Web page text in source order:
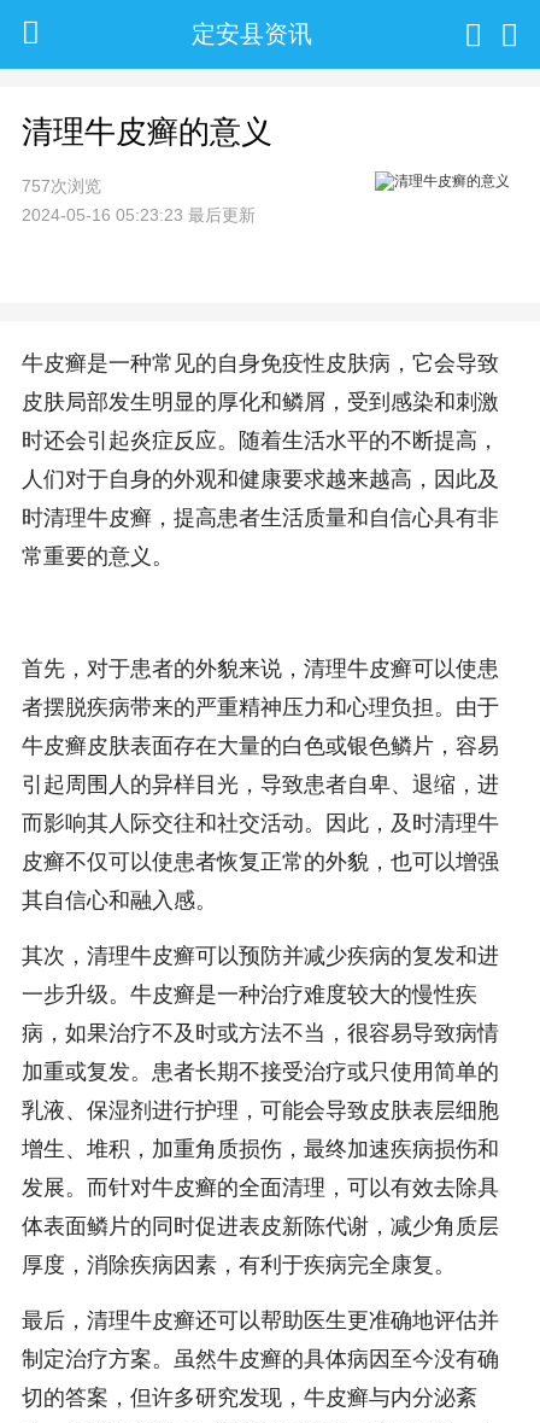
定安县资讯
清理牛皮癣的意义
757次浏览
2024-05-16 05:23:23 最后更新
牛皮癣是一种常见的自身免疫性皮肤病，它会导致
皮肤局部发生明显的厚化和鳞屑，受到感染和刺激
时还会引起炎症反应。随着生活水平的不断提高，
人们对于自身的外观和健康要求越来越高，因此及
时清理牛皮癣，提高患者生活质量和自信心具有非
常重要的意义。
首先，对于患者的外貌来说，清理牛皮癣可以使患
者摆脱疾病带来的严重精神压力和心理负担。由于
牛皮癣皮肤表面存在大量的白色或银色鳞片，容易
引起周围人的异样目光，导致患者自卑、退缩，进
而影响其人际交往和社交活动。因此，及时清理牛
皮癣不仅可以使患者恢复正常的外貌，也可以增强
其自信心和融入感。
其次，清理牛皮癣可以预防并减少疾病的复发和进
一步升级。牛皮癣是一种治疗难度较大的慢性疾
病，如果治疗不及时或方法不当，很容易导致病情
加重或复发。患者长期不接受治疗或只使用简单的
乳液、保湿剂进行护理，可能会导致皮肤表层细胞
增生、堆积，加重角质损伤，最终加速疾病损伤和
发展。而针对牛皮癣的全面清理，可以有效去除具
体表面鳞片的同时促进表皮新陈代谢，减少角质层
厚度，消除疾病因素，有利于疾病完全康复。
最后，清理牛皮癣还可以帮助医生更准确地评估并
制定治疗方案。虽然牛皮癣的具体病因至今没有确
切的答案，但许多研究发现，牛皮癣与内分泌紊